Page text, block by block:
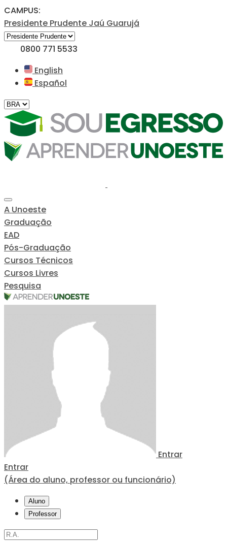
CAMPUS:
Presidente Prudente Jaú Guarujá
0800 771 5533
English
Español
A Unoeste
Graduação
EAD
Pós-Graduação
Cursos Técnicos
Cursos Livres
Pesquisa
Entrar
Entrar
(Área do aluno, professor ou funcionário)
Aluno
Professor